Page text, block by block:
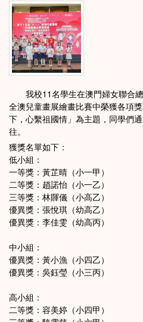
我校11名學生在澳門婦女聯合總
全澳兒童畫展繪畫比賽中榮獲各項
下，心繫祖國情」為主題，同學們
往。
獲獎名單如下：
低小組：
一等獎：黃芷晴（小一甲）
二等獎：趙諾怡（小一乙）
三等獎：林賱儀（小高乙）
優異獎：張悅琪（幼高乙）
優異獎：李佳雯（幼高丙）
中小組：
優異獎：黃小漁（小四乙）
優異獎：吳鈺瑩（小三丙）
高小組：
二等獎：容美婷（小四甲）